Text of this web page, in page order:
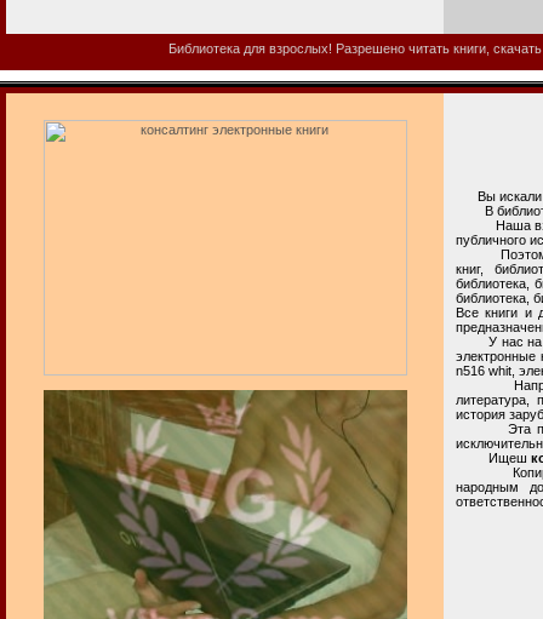
Библиотека для взрослых! Разрешено читать книги,
Вы искали
В
Наша
публичного
Поэтому, в
книг,
библиотека,
библиотека,
Все книги и
У нас на
электронные
n516 whit,
Например,
литература,
история
Эта
Ищеш
народным